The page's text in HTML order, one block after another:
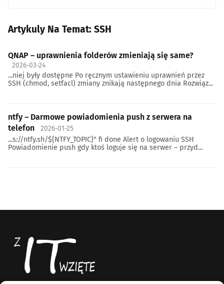
Artykuly Na Temat: SSH
QNAP – uprawnienia folderów zmieniają się same?
2026-03-24
...niej były dostępne Po ręcznym ustawieniu uprawnień przez
SSH (chmod, setfacl) zmiany znikają następnego dnia Rozwiąz...
ntfy – Darmowe powiadomienia push z serwera na
telefon
2026-01-25
...s://ntfy.sh/${NTFY_TOPIC}" fi done Alert o logowaniu SSH
Powiadomienie push gdy ktoś loguje się na serwer – przyd...